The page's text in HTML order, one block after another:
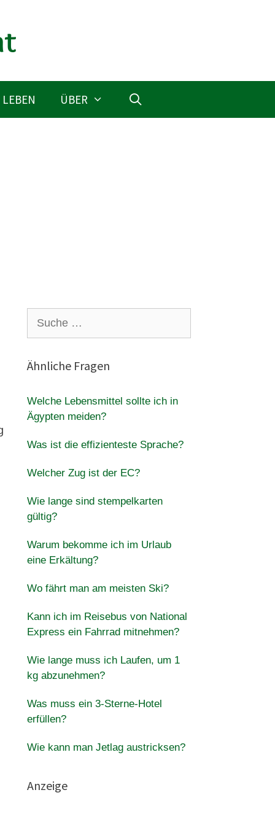
ÜBER
nach:
Ähnliche Fragen
Welche Lebensmittel sollte ich in
Ägypten meiden?
Was ist die effizienteste Sprache?
Welcher Zug ist der EC?
Wie lange sind stempelkarten
gültig?
Warum bekomme ich im Urlaub
eine Erkältung?
Wo fährt man am meisten Ski?
Kann ich im Reisebus von National
Express ein Fahrrad mitnehmen?
Wie lange muss ich Laufen, um 1
kg abzunehmen?
Was muss ein 3-Sterne-Hotel
erfüllen?
Wie kann man Jetlag austricksen?
Anzeige